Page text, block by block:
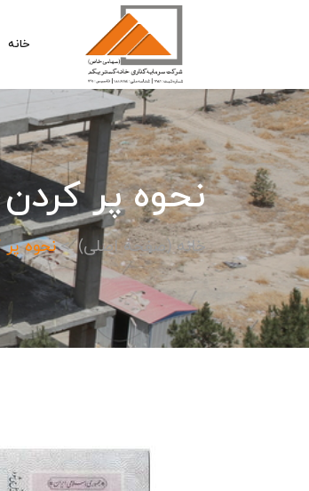
خانه
نحوه پر
خانه (صفحه اصلی) نحوه